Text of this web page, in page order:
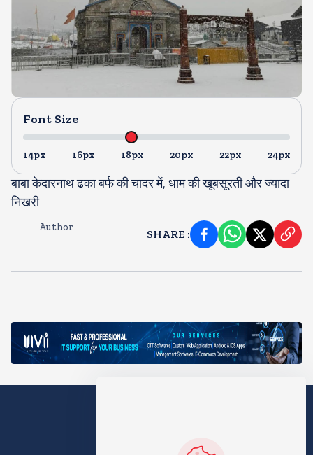
Font Size
14px 16px 18px 20px 22px 24px
बाबा केदारनाथ ढका बर्फ की चादर में, धाम की खूबसूरती और ज्यादा
निखरी
Author
SHARE :